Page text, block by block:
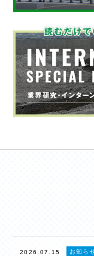
2026.07.15 お知ら